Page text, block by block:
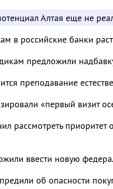
Алтая еще не
в российские банки
предложили
преподавание
«первый визит
рассмотреть
ввести новую
об опасности